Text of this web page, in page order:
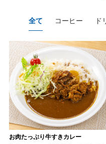
全て コーヒー ド
お肉たっぷり牛すきカレー